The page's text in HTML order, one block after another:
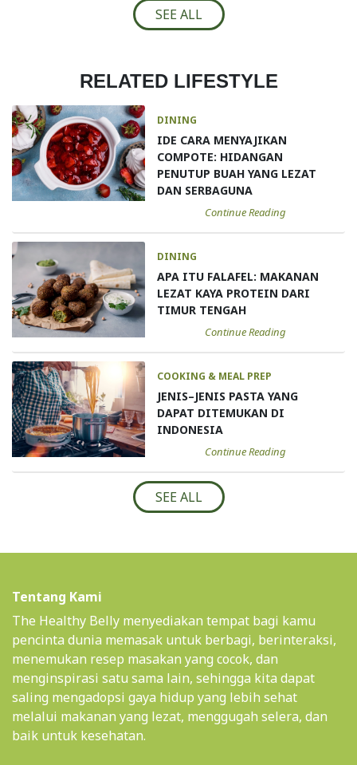
SEE ALL
RELATED LIFESTYLE
DINING
IDE CARA MENYAJIKAN
COMPOTE: HIDANGAN
PENUTUP BUAH YANG LEZAT
DAN SERBAGUNA
Continue Reading
DINING
APA ITU FALAFEL: MAKANAN
LEZAT KAYA PROTEIN DARI
TIMUR TENGAH
Continue Reading
COOKING & MEAL PREP
JENIS–JENIS PASTA YANG
DAPAT DITEMUKAN DI
INDONESIA
Continue Reading
SEE ALL
Tentang Kami
The Healthy Belly menyediakan tempat bagi kamu
pencinta dunia memasak untuk berbagi, berinteraksi,
menemukan resep masakan yang cocok, dan
menginspirasi satu sama lain, sehingga kita dapat
saling mengadopsi gaya hidup yang lebih sehat
melalui makanan yang lezat, menggugah selera, dan
baik untuk kesehatan.